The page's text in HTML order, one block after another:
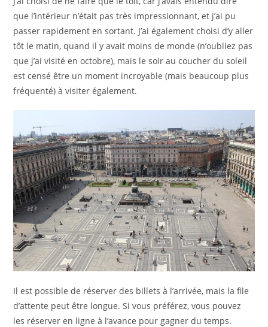
que l’intérieur n’était pas très impressionnant, et j’ai pu
passer rapidement en sortant. J’ai également choisi d’y aller
tôt le matin, quand il y avait moins de monde (n’oubliez pas
que j’ai visité en octobre), mais le soir au coucher du soleil
est censé être un moment incroyable (mais beaucoup plus
fréquenté) à visiter également.
Il est possible de réserver des billets à l’arrivée, mais la file
d’attente peut être longue. Si vous préférez, vous pouvez
les réserver en ligne à l’avance pour gagner du temps.